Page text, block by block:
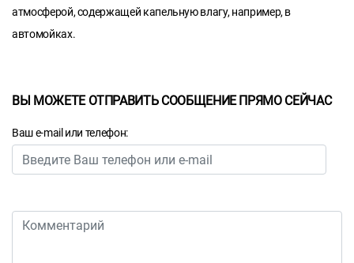
атмосферой, содержащей капельную влагу, например, в
автомойках.
ВЫ МОЖЕТЕ ОТПРАВИТЬ СООБЩЕНИЕ ПРЯМО СЕЙЧАС
Ваш e-mail или телефон: